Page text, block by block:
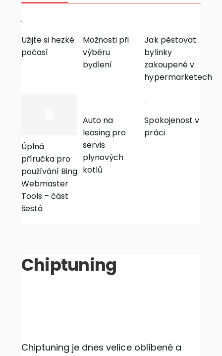
Užijte si hezké
počasí
Možnosti při
výběru
bydlení
Jak pěstovat
bylinky
zakoupené v
hypermarketech
Úplná
příručka pro
používání Bing
Webmaster
Tools – část
šestá
Auto na
leasing pro
servis
plynových
kotlů
Spokojenost v
práci
Chiptuning
Chiptuning je dnes velice oblíbené a